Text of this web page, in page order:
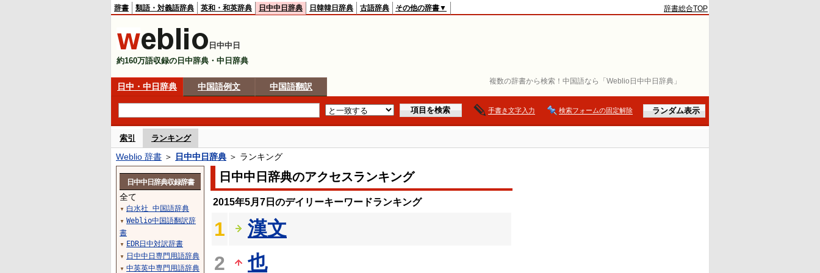
複数の辞書から検索！中国語なら「Weblio日中中日辞典」
辞書 類語・対義語辞典 英和・和英辞典 日中中日辞典 日韓韓日辞典 古語辞典 その他の辞書▼ 辞書総合TOP
日中中日
約160万語収録の日中辞典・中日辞典
日中・中日辞典 中国語例文 中国語翻訳
手書き文字入力 検索フォームの固定解除
索引 ランキング
Weblio 辞書 ＞ 日中中日辞典 ＞ ランキング
日中中日辞典のアクセスランキング
2015年5月7日のデイリーキーワードランキング
1
漢文
2
也
日中中日辞典収録辞書
全て
▼ 白水社 中国語辞典
▼ Weblio中国語翻訳辞
書
▼ EDR日中対訳辞書
▼ 日中中日専門用語辞典
▼ 中英英中専門用語辞典